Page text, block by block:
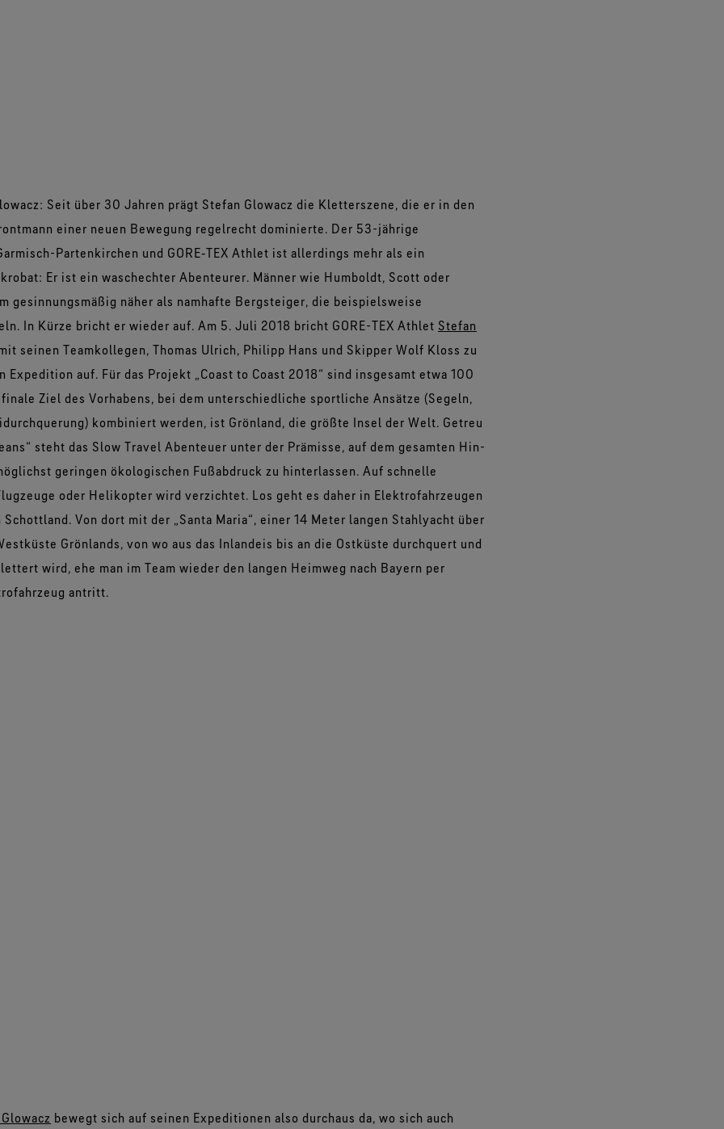
Seit über 30 Jahren prägt Stefan Glowacz die Kletterszene, die er in den
einer neuen Bewegung regelrecht dominierte. Der 53-jährige
Partenkirchen und GORE‑TEX Athlet ist allerdings mehr als ein
Er ist ein waschechter Abenteurer. Männer wie Humboldt, Scott oder
gesinnungsmäßig näher als namhafte Bergsteiger, die beispielsweise
In Kürze bricht er wieder auf. Am 5. Juli 2018 bricht GORE-TEX Athlet Stefan
seinen Teamkollegen, Thomas Ulrich, Philipp Hans und Skipper Wolf Kloss zu
Expedition auf. Für das Projekt „Coast to Coast 2018“ sind insgesamt etwa 100
Ziel des Vorhabens, bei dem unterschiedliche sportliche Ansätze (Segeln,
kombiniert werden, ist Grönland, die größte Insel der Welt. Getreu
steht das Slow Travel Abenteuer unter der Prämisse, auf dem gesamten Hin-
geringen ökologischen Fußabdruck zu hinterlassen. Auf schnelle
oder Helikopter wird verzichtet. Los geht es daher in Elektrofahrzeugen
Schottland. Von dort mit der „Santa Maria“, einer 14 Meter langen Stahlyacht über
Grönlands, von wo aus das Inlandeis bis an die Ostküste durchquert und
wird, ehe man im Team wieder den langen Heimweg nach Bayern per
antritt.
bewegt sich auf seinen Expeditionen also durchaus da, wo sich auch